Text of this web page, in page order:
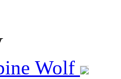
Wolf